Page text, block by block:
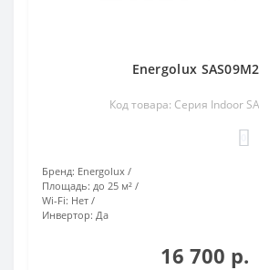
Energolux
Код товара: Серия Indoor
Бренд: Energolux
Площадь: до 25 м²
Wi-Fi: Нет
Инвертор: Да
16 700 р.